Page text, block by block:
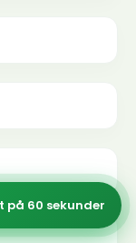
på 60 sekunder